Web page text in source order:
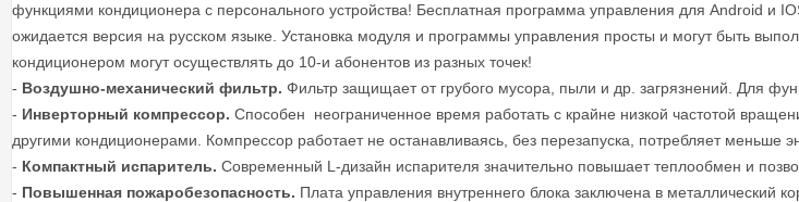
функциями кондиционера с персонального устройства! Бесплатная программа управления для Android и
ожидается версия на русском языке. Установка модуля и программы управления просты и могут быть
кондиционером могут осуществлять до 10-и абонентов из разных точек!
- Воздушно-механический фильтр. Фильтр защищает от грубого мусора, пыли и др. загрязнений. Для
- Инверторный компрессор. Способен неограниченное время работать с крайне низкой частотой
другими кондиционерами. Компрессор работает не останавливаясь, без перезапуска, потребляет меньше
- Компактный испаритель. Современный L-дизайн испарителя значительно повышает теплообмен и
- Повышенная пожаробезопасность. Плата управления внутреннего блока заключена в металлический